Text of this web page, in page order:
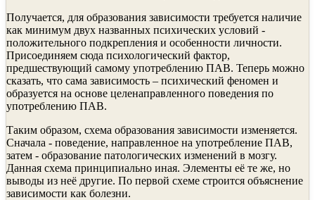
Получается, для образования зависимости требуется наличие
как минимум двух названных психических условий -
положительного подкрепления и особенности личности.
Присоединяем сюда психологический фактор,
предшествующий самому употреблению ПАВ. Теперь можно
сказать, что сама зависимость – психический феномен и
образуется на основе целенаправленного поведения по
употреблению ПАВ.
Таким образом, схема образования зависимости изменяется.
Сначала - поведение, направленное на употребление ПАВ,
затем - образование патологических изменений в мозгу.
Данная схема принципиально иная. Элементы её те же, но
выводы из неё другие. По первой схеме строится объяснение
зависимости как болезни.